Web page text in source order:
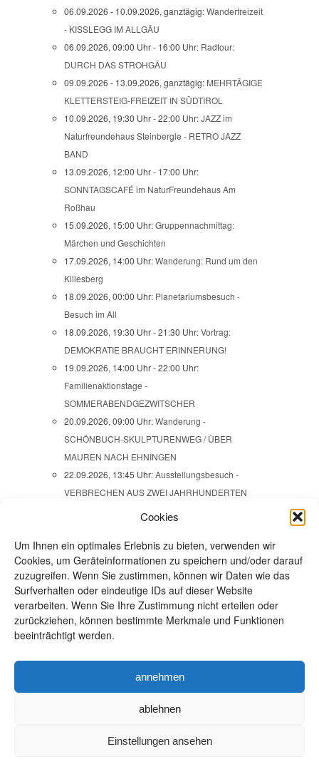
Cookies
Um Ihnen ein optimales Erlebnis zu bieten, verwenden wir
Cookies, um Geräteinformationen zu speichern und/oder darauf
zuzugreifen. Wenn Sie zustimmen, können wir Daten wie das
Surfverhalten oder eindeutige IDs auf dieser Website
verarbeiten. Wenn Sie Ihre Zustimmung nicht erteilen oder
zurückziehen, können bestimmte Merkmale und Funktionen
beeinträchtigt werden.
annehmen
ablehnen
Einstellungen ansehen
06.09.2026 - 10.09.2026, ganztägig:Wanderfreizeit
- KISSLEGG IM ALLGÄU
06.09.2026, 09:00 Uhr - 16:00 Uhr: Radtour:
DURCH DAS STROHGÄU
09.09.2026 - 13.09.2026, ganztägig: MEHRTÄGIGE
KLETTERSTEIG-FREIZEIT IN SÜDTIROL
10.09.2026, 19:30 Uhr - 22:00 Uhr:JAZZ im
Naturfreundehaus Steinbergle - RETRO JAZZ
BAND
13.09.2026, 12:00 Uhr - 17:00 Uhr:
SONNTAGSCAFÉ im NaturFreundehaus Am
Roßhau
15.09.2026, 15:00 Uhr:Gruppennachmittag:
Märchen und Geschichten
17.09.2026, 14:00 Uhr:Wanderung: Rund um den
Killesberg
18.09.2026, 00:00 Uhr: Planetariumsbesuch -
Besuch im All
18.09.2026, 19:30 Uhr - 21:30 Uhr:Vortrag:
DEMOKRATIE BRAUCHT ERINNERUNG!
19.09.2026, 14:00 Uhr - 22:00 Uhr:
Familienaktionstage -
SOMMERABENDGEZWITSCHER
20.09.2026, 09:00 Uhr:Wanderung -
SCHÖNBUCH-SKULPTURENWEG / ÜBER
MAUREN NACH EHNINGEN
22.09.2026, 13:45 Uhr:Ausstellungsbesuch -
VERBRECHEN AUS ZWEI JAHRHUNDERTEN
Naturfreundehaus Steinbergle mit SWINGSIZE XL
25.09.2026 - 27.09.2026, 00:00 Uhr - 23:59 Uhr:
Wanderwochenende: IM HEGAU
25.09.2026, 17:30 Uhr:
Stadtteilspaziergang -
FUSS- UND RADVERKEHR IM WESTEN
26.09.2026, ganztägig: